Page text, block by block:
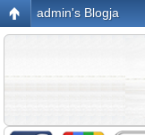
admin's Blogja